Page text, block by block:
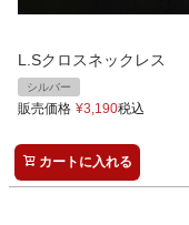
L.Sクロスネックレス
シルバー
販売価格 ¥3,190税込
カートに入れる